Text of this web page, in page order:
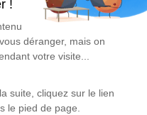
est un lieu
mémoire de Fabien
hommage est